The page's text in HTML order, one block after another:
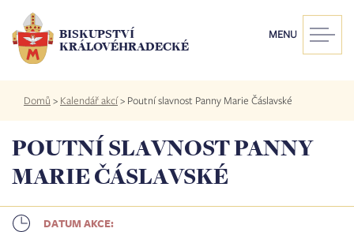
hlavnímu
obsahu
BISKUPSTVÍ
KRÁLOVÉHRADECKÉ
MENU
Drobečková
navigace
Domů > Kalendář akcí> Poutní slavnost Panny Marie Čáslavské
POUTNÍ SLAVNOST PANNY
MARIE ČÁSLAVSKÉ
DATUM AKCE: